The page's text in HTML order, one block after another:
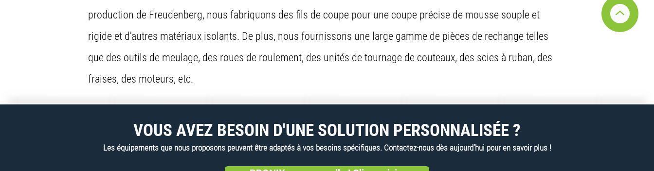
production de Freudenberg, nous fabriquons des fils de coupe pour une coupe précise de mousse souple et
rigide et d'autres matériaux isolants. De plus, nous fournissons une large gamme de pièces de rechange telles
que des outils de meulage, des roues de roulement, des unités de tournage de couteaux, des scies à ruban, des
fraises, des moteurs, etc.
VOUS AVEZ BESOIN D'UNE SOLUTION PERSONNALISÉE ?
Les équipements que nous proposons peuvent être adaptés à vos besoins spécifiques. Contactez-nous dès aujourd’hui pour en savoir plus !